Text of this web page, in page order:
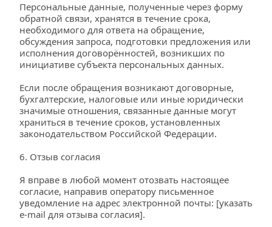
Персональные данные, полученные через форму
обратной связи, хранятся в течение срока,
необходимого для ответа на обращение,
обсуждения запроса, подготовки предложения или
исполнения договорённостей, возникших по
инициативе субъекта персональных данных.
Если после обращения возникают договорные,
бухгалтерские, налоговые или иные юридически
значимые отношения, связанные данные могут
храниться в течение сроков, установленных
законодательством Российской Федерации.
6. Отзыв согласия
Я вправе в любой момент отозвать настоящее
согласие, направив оператору письменное
уведомление на адрес электронной почты: [указать
e-mail для отзыва согласия].